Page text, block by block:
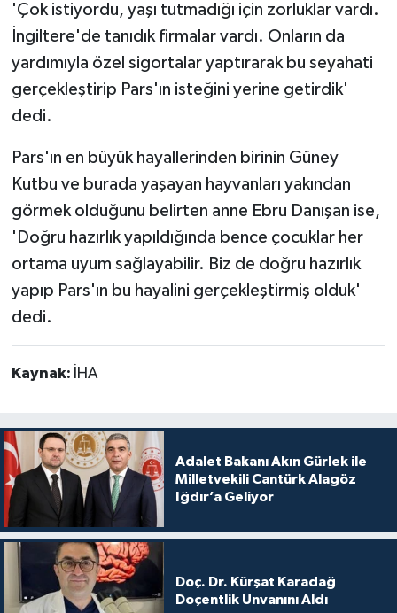
'Çok istiyordu, yaşı tutmadığı için zorluklar vardı.
İngiltere'de tanıdık firmalar vardı. Onların da
yardımıyla özel sigortalar yaptırarak bu seyahati
gerçekleştirip Pars'ın isteğini yerine getirdik'
dedi.
Pars'ın en büyük hayallerinden birinin Güney
Kutbu ve burada yaşayan hayvanları yakından
görmek olduğunu belirten anne Ebru Danışan ise,
'Doğru hazırlık yapıldığında bence çocuklar her
ortama uyum sağlayabilir. Biz de doğru hazırlık
yapıp Pars'ın bu hayalini gerçekleştirmiş olduk'
dedi.
Kaynak: İHA
Adalet Bakanı Akın Gürlek ile
Milletvekili Cantürk Alagöz
Iğdır’a Geliyor
Doç. Dr. Kürşat Karadağ
Doçentlik Unvanını Aldı